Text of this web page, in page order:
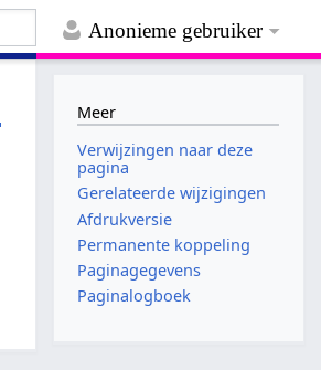
Anonieme gebruiker
Meer
Verwijzingen naar deze
pagina
Gerelateerde wijzigingen
Afdrukversie
Permanente koppeling
Paginagegevens
Paginalogboek